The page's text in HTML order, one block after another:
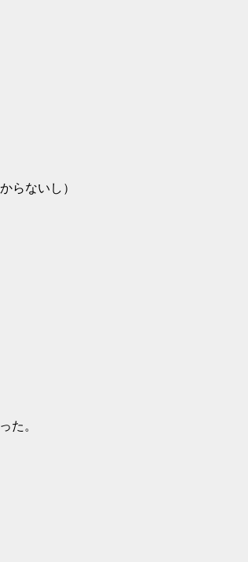
らないし）
た。